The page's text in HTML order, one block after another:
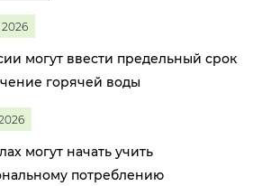
2026
могут ввести предельный срок
горячей воды
могут начать учить
потреблению